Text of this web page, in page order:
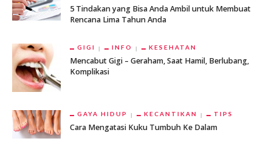
5 Tindakan yang Bisa Anda Ambil untuk Membuat
Rencana Lima Tahun Anda
GIGI INFO KESEHATAN
Mencabut Gigi – Geraham, Saat Hamil, Berlubang,
Komplikasi
GAYA HIDUP KECANTIKAN TIPS
Cara Mengatasi Kuku Tumbuh Ke Dalam